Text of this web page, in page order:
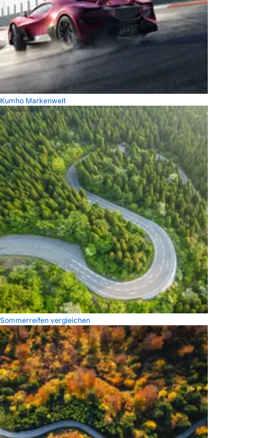
Kumho Markenwelt
Sommerreifen vergleichen